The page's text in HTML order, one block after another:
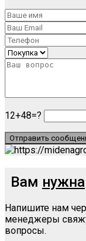
12+48=?
Вам нужна
Напишите нам
менеджеры
вопросы.